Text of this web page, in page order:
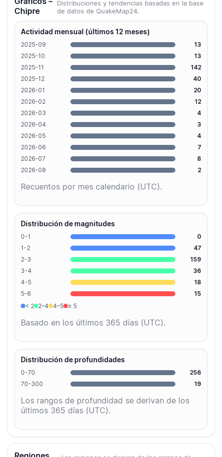
Chipre
Distribuciones y tendencias basadas en la base
de datos de QuakeMap24.
Actividad mensual (últimos 12 meses)
2025-09
13
2025-10
13
2025-11
142
2025-12
40
2026-01
20
2026-02
12
2026-03
4
2026-04
3
2026-05
4
2026-06
7
2026-07
8
2026-08
2
Recuentos por mes calendario (UTC).
Distribución de magnitudes
0-1
0
1-2
47
2-3
159
3-4
36
4-5
18
5-6
15
< 2
2–4 4–5 ≥ 5
Basado en los últimos 365 días (UTC).
Distribución de profundidades
0-70
256
70-300
19
Los rangos de profundidad se derivan de los
últimos 365 días (UTC).